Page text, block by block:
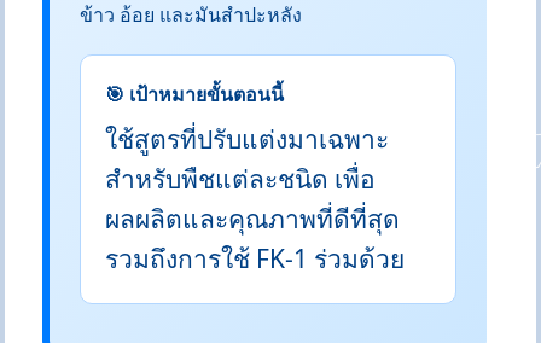
ข้าว อ้อย และมันสำปะหลัง
🎯 เป้าหมายขั้นตอนนี้
ใช้สูตรที่ปรับแต่งมาเฉพาะ
สำหรับพืชแต่ละชนิด เพื่อ
ผลผลิตและคุณภาพที่ดีที่สุด
รวมถึงการใช้ FK-1 ร่วมด้วย